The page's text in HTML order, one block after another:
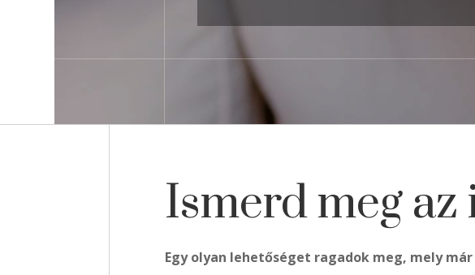
Ismerd meg az
Egy olyan lehetőséget ragadok meg, mely